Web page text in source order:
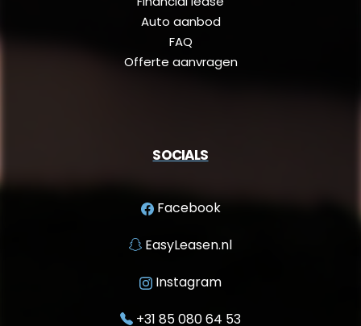
Auto aanbod
FAQ
Offerte aanvragen
SOCIALS
Facebook
EasyLeasen.nl
Instagram
+31 85 080 64 53